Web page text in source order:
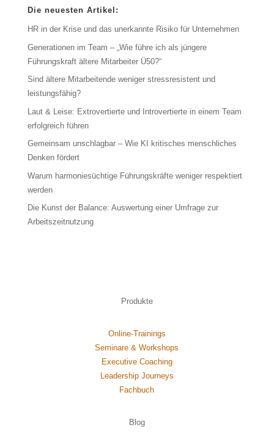
Die neuesten Artikel:
HR in der Krise und das unerkannte Risiko für Unternehmen
Generationen im Team – „Wie führe ich als jüngere
Führungskraft ältere Mitarbeiter Ü50?“
Sind ältere Mitarbeitende weniger stressresistent und
leistungsfähig?
Laut & Leise: Extrovertierte und Introvertierte in einem Team
erfolgreich führen
Gemeinsam unschlagbar – Wie KI kritisches menschliches
Denken fördert
Warum harmoniesüchtige Führungskräfte weniger respektiert
werden
Die Kunst der Balance: Auswertung einer Umfrage zur
Arbeitszeitnutzung
Produkte
Online-Trainings
Seminare & Workshops
Executive Coaching
Leadership Journeys
Fachbuch
Blog